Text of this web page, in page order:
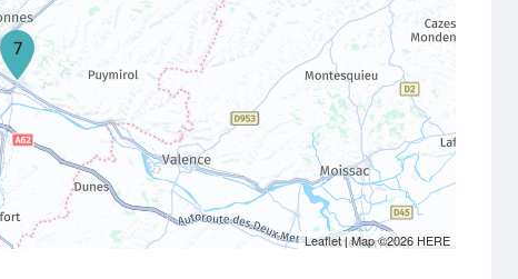
7
Leaflet| Map ©2026 HERE